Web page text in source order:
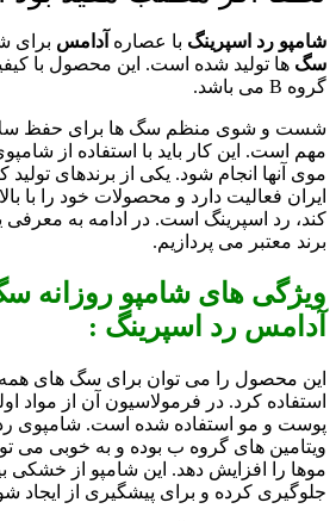
شامپو رد اسپرینگ با عصاره آدامس برای
سگ ها تولید شده است. این محصول با
گروه B می باشد.
شست و شوی منظم سگ ها برای حفظ سلامت
مهم است. این کار باید با استفاده از
موی آنها انجام شود. یکی از برندهای تولید
ایران فعالیت دارد و محصولات خود را با
کند، رد اسپرینگ است. در ادامه به
برند معتبر می پردازیم.
ویژگی های شامپو روزانه
آدامس رد اسپرینگ :
این محصول را می توان برای سگ های همه
استفاده کرد. در فرمولاسیون آن از مواد
پوست و مو استفاده شده است. شامپوی رد
ویتامین های گروه ب بوده و به خوبی می
موها را افزایش دهد. این شامپو از
جلوگیری کرده و برای پیشگیری از ایجاد